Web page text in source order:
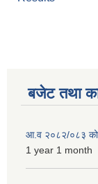
बजेट तथा
आ.व २०८२/०८३ को
1 year 1 month